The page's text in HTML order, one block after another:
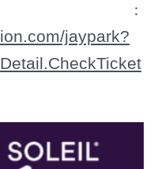
：
jaypark?